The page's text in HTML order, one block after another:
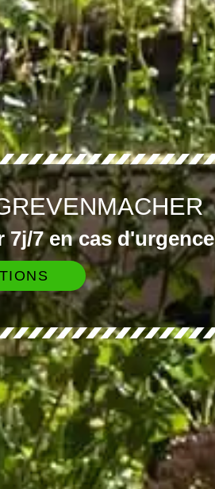
7 en cas d'urgence